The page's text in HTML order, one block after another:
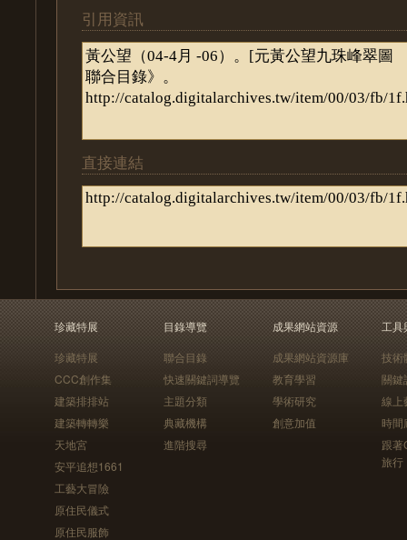
引用資訊
直接連結
珍藏特展
珍藏特展
CCC創作集
建築排排站
建築轉轉樂
天地宮
安平追想1661
工藝大冒險
原住民儀式
原住民服飾
目錄導覽
聯合目錄
快速關鍵詞導覽
主題分類
典藏機構
進階搜尋
成果網站資源
成果網站資源庫
教育學習
學術研究
創意加值
工具
技術
關鍵
線上
時間
跟
旅行